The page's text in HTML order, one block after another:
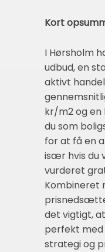
Kort
I Hørsholm
udbud, en
aktivt
kr/m2 og en
du som
for at få en
især hvis du
vurderet
Kombineret
det vigtigt,
perfekt
strategi og